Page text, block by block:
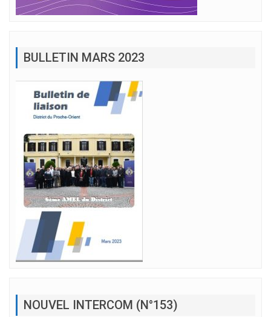
BULLETIN MARS 2023
NOUVEL INTERCOM (N°153)